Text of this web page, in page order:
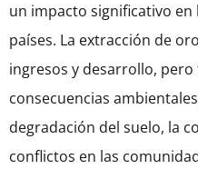
un impacto significativo
países. La extracción de
ingresos y desarrollo,
consecuencias
degradación del suelo, la
conflictos en las